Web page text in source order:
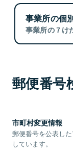
事業所の個
事業所の７け
郵便番号
市町村変更情報
郵便番号を公表し
しています。